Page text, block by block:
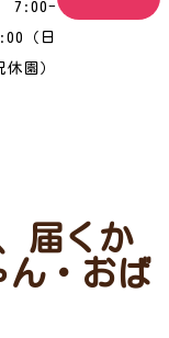
7:00-
（日
休園）
届くか
ん・おば